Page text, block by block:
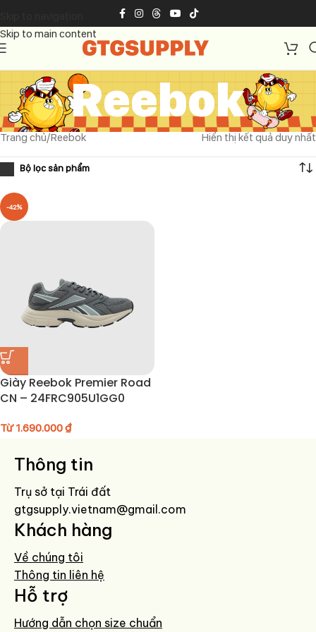
Skip to main content
Reebok
Trang chủ Reebok Hiển thị kết quả duy nhất
-42%
Giày Reebok Premier Road
CN – 24FRC905U1GG0
Từ1.690.000₫
Thông tin
Trụ sở tại Trái đất
gtgsupply.vietnam@gmail.com
Khách hàng
Về chúng tôi
Thông tin liên hệ
Hỗ trợ
Hướng dẫn chọn size chuẩn